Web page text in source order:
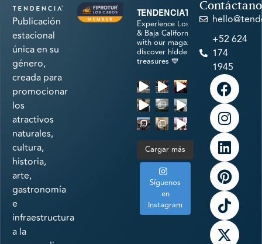
Publicación
estacional
única en su
género,
creada para
promocionar
los
atractivos
naturales,
cultura,
historia,
arte,
gastronomía
e
infraestructura
a la
tendenciatravel
Experience Los Cabos
& Baja California Sur
with our magazine &
discover hidden
treasures 💙
Cargar más
Síguenos
en
Instagram
+52 624
174
1945